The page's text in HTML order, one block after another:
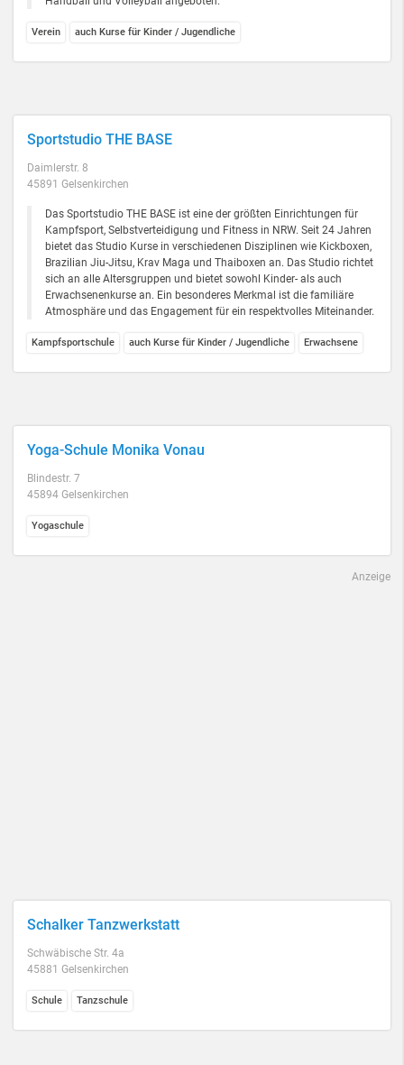
Verein auch Kurse für Kinder / Jugendliche
Sportstudio THE BASE
Daimlerstr. 8
45891 Gelsenkirchen
Das Sportstudio THE BASE ist eine der größten Einrichtungen für
Kampfsport, Selbstverteidigung und Fitness in NRW. Seit 24 Jahren
bietet das Studio Kurse in verschiedenen Disziplinen wie Kickboxen,
Brazilian Jiu-Jitsu, Krav Maga und Thaiboxen an. Das Studio richtet
sich an alle Altersgruppen und bietet sowohl Kinder- als auch
Erwachsenenkurse an. Ein besonderes Merkmal ist die familiäre
Atmosphäre und das Engagement für ein respektvolles Miteinander.
Kampfsportschule auch Kurse für Kinder / Jugendliche Erwachsene
Yoga-Schule Monika Vonau
Blindestr. 7
45894 Gelsenkirchen
Yogaschule
Anzeige
Schalker Tanzwerkstatt
Schwäbische Str. 4a
45881 Gelsenkirchen
Schule Tanzschule